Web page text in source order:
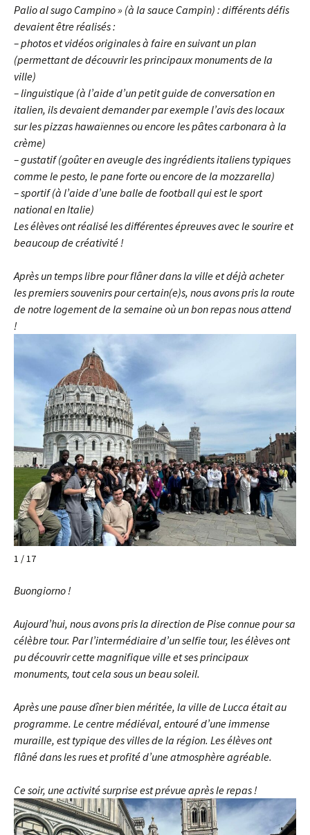
Palio al sugo Campino » (à la sauce Campin) : différents défis
devaient être réalisés :
– photos et vidéos originales à faire en suivant un plan
(permettant de découvrir les principaux monuments de la
ville)
– linguistique (à l’aide d’un petit guide de conversation en
italien, ils devaient demander par exemple l’avis des locaux
sur les pizzas hawaïennes ou encore les pâtes carbonara à la
crème)
– gustatif (goûter en aveugle des ingrédients italiens typiques
comme le pesto, le pane forte ou encore de la mozzarella)
– sportif (à l’aide d’une balle de football qui est le sport
national en Italie)
Les élèves ont réalisé les différentes épreuves avec le sourire et
beaucoup de créativité !
Après un temps libre pour flâner dans la ville et déjà acheter
les premiers souvenirs pour certain(e)s, nous avons pris la route
de notre logement de la semaine où un bon repas nous attend
!
1 / 17
Buongiorno !
Aujourd’hui, nous avons pris la direction de Pise connue pour sa
célèbre tour. Par l’intermédiaire d’un selfie tour, les élèves ont
pu découvrir cette magnifique ville et ses principaux
monuments, tout cela sous un beau soleil.
Après une pause dîner bien méritée, la ville de Lucca était au
programme. Le centre médiéval, entouré d’une immense
muraille, est typique des villes de la région. Les élèves ont
flâné dans les rues et profité d’une atmosphère agréable.
Ce soir, une activité surprise est prévue après le repas !